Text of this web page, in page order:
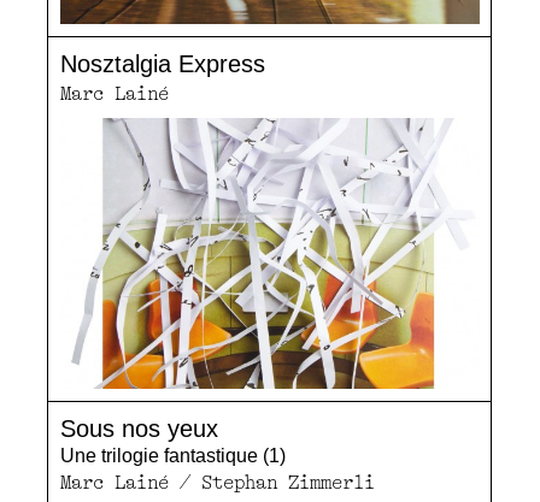
Nosztalgia Express
Marc Lainé
Sous nos yeux
Une trilogie fantastique (1)
Marc Lainé / Stephan Zimmerli